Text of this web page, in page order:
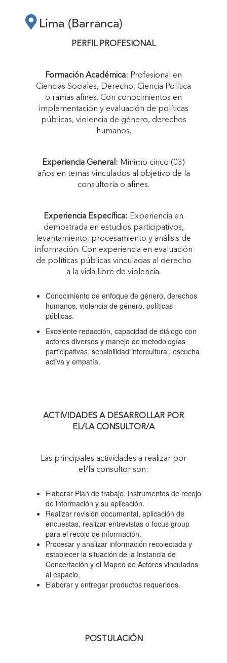
SANCIÓN Y
ERRADICACIÓN DE
LA VIOLENCIA DE
GÉNERO EN LA
PROVINCIA DE
Lima (Barranca)
PERFIL PROFESIONAL
Formación Académica: Profesional en
Ciencias Sociales, Derecho, Ciencia Política
o ramas afines. Con conocimientos en
implementación y evaluación de políticas
públicas, violencia de género, derechos
humanos.
Experiencia General: Mínimo cinco (03)
años en temas vinculados al objetivo de la
consultoría o afines.
Experiencia Específica: Experiencia en
demostrada en estudios participativos,
levantamiento, procesamiento y análisis de
información. Con experiencia en evaluación
de políticas públicas vinculadas al derecho
a la vida libre de violencia.
Conocimiento de enfoque de género, derechos
humanos, violencia de género, políticas
públicas.
Excelente redacción, capacidad de diálogo con
actores diversos y manejo de metodologías
participativas, sensibilidad intercultural, escucha
activa y empatía.
ACTIVIDADES A DESARROLLAR POR
EL/LA CONSULTOR/A
Las principales actividades a realizar por
el/la consultor son:
Elaborar Plan de trabajo, instrumentos de recojo
de información y su aplicación.
Realizar revisión documental, aplicación de
encuestas, realizar entrevistas o focus group
para el recojo de información.
Procesar y analizar información recolectada y
establecer la situación de la Instancia de
Concertación y el Mapeo de Actores vinculados
al espacio.
Elaborar y entregar productos requeridos.
POSTULACIÓN